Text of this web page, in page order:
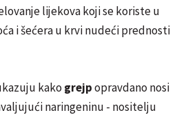
lijekova koji se koriste u
i šećera u krvi nudeći prednosti
kako grejpopravdano nosi
naringeninu - nositelju